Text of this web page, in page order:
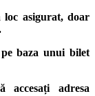
loc asigurat, doar
baza unui bilet
adresa